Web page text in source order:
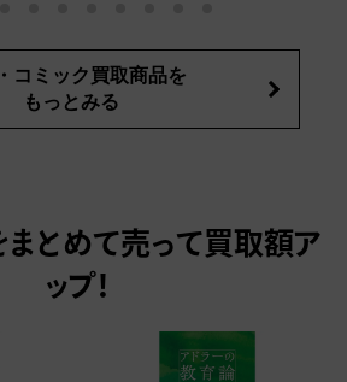
コミック買取商品を
もっとみる
とめて売って買取額ア
ップ！